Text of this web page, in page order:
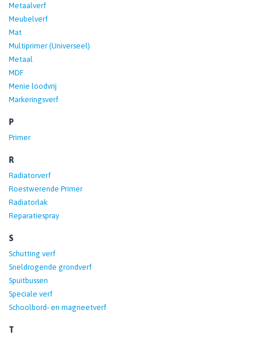
Metaalverf
Meubelverf
Mat
Multiprimer (Universeel)
Metaal
MDF
Menie loodvrij
Markeringsverf
P
Primer
R
Radiatorverf
Roestwerende Primer
Radiatorlak
Reparatiespray
S
Schutting verf
Sneldrogende grondverf
Spuitbussen
Speciale verf
Schoolbord- en magneetverf
T